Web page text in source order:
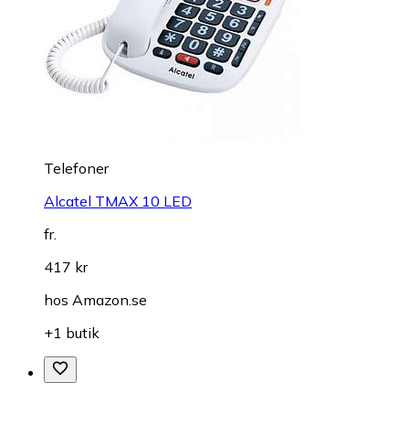
Telefoner
Alcatel TMAX 10 LED
fr.
417 kr
hos Amazon.se
+1 butik